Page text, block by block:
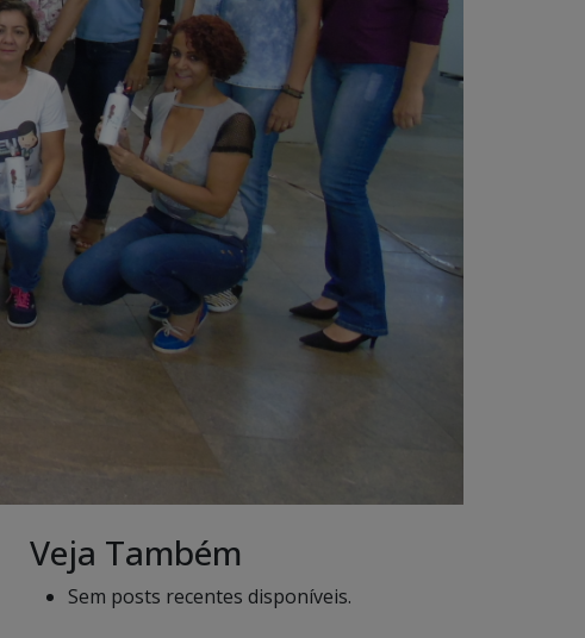
Veja Também
Sem posts recentes disponíveis.